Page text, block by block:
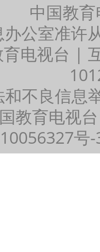
中国教
公室准许
电视台 |
和不良信息
教育电视
号